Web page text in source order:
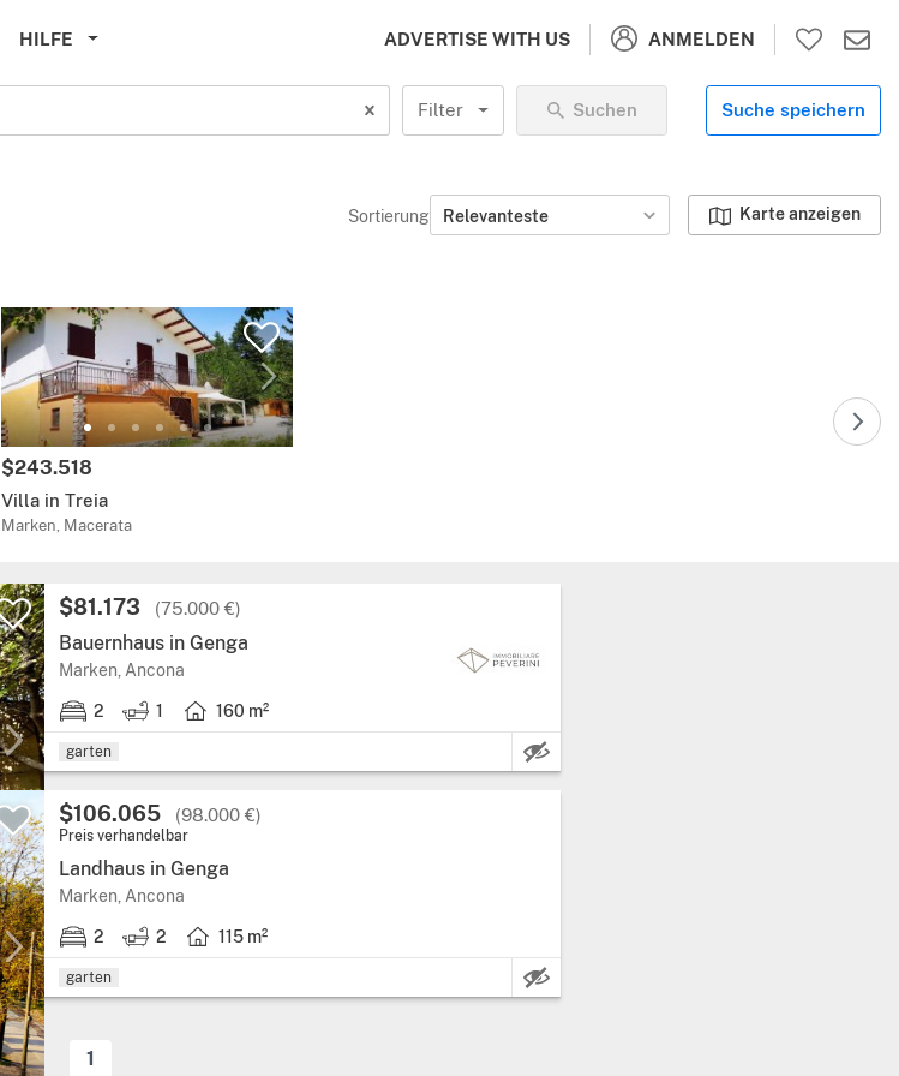
HILFE ADVERTISE WITH US ANMELDEN
Filter Suchen Suche speichern
Sortierung Relevanteste Karte anzeigen
$243.518
Villa in Treia
Marken, Macerata
$81.173 (75.000 €)
Bauernhaus in Genga
Marken, Ancona
2 1 160 m²
garten
$106.065 (98.000 €)
Preis verhandelbar
Landhaus in Genga
Marken, Ancona
2 2 115 m²
garten
1